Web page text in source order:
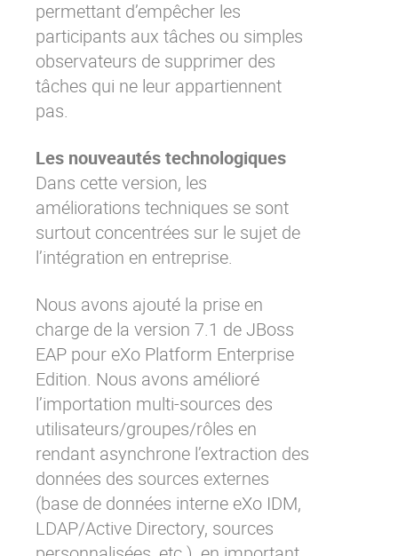
permettant d’empêcher les
participants aux tâches ou simples
observateurs de supprimer des
tâches qui ne leur appartiennent
pas.
Les nouveautés technologiques
Dans cette version, les
améliorations techniques se sont
surtout concentrées sur le sujet de
l’intégration en entreprise.
Nous avons ajouté la prise en
charge de la version 7.1 de JBoss
EAP pour eXo Platform Enterprise
Edition. Nous avons amélioré
l’importation multi-sources des
utilisateurs/groupes/rôles en
rendant asynchrone l’extraction des
données des sources externes
(base de données interne eXo IDM,
LDAP/Active Directory, sources